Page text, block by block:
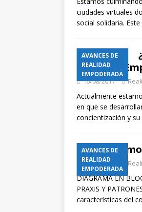
ciudades virtuales
social solidaria.
AVANCES DE
REALIDAD
EMPODERADA
Realidad
16/08/2017
Actualmente
en que se
concientización y
AVANCES DE
REALIDAD
EMPODERADA
12/05/2017
DIAGRAMA EN
PRAXIS Y
características del